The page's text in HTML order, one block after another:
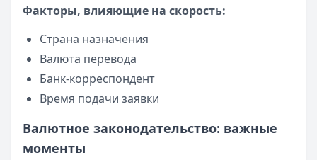
Факторы, влияющие на скорость:
Страна назначения
Валюта перевода
Банк-корреспондент
Время подачи заявки
Валютное законодательство: важные
моменты